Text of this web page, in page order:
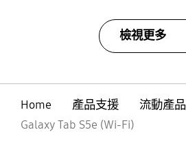
檢視更多
Home 產品支援 流動產品
Galaxy Tab S5e (Wi-Fi)